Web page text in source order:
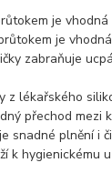
je
je
zabraňuje
z lékařského
přechod mezi
snadné plnění i
k hygienickému